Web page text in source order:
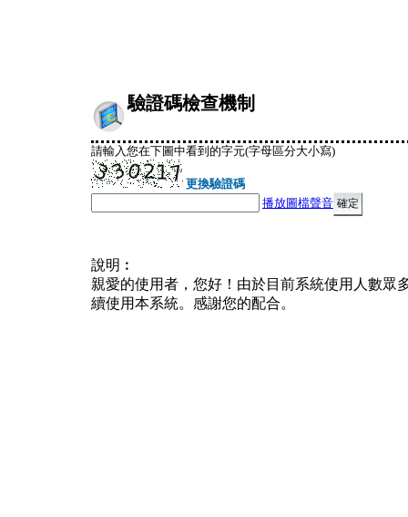
驗證碼檢查機制
請輸入您在下圖中看到的字元(字母區分大小寫)
更換驗證碼
播放圖檔聲音
說明︰
親愛的使用者，您好！由於目前系統使用人數眾
續使用本系統。感謝您的配合。